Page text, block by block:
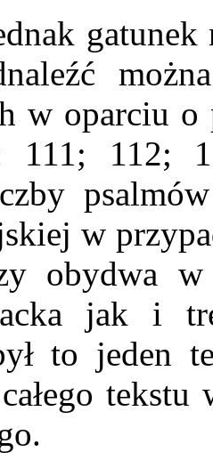
gatunek
w oparciu o
112;
w
obydwa
jak i
to jeden